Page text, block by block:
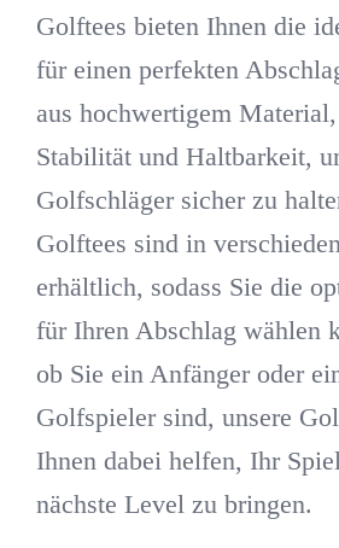
Golftees bieten Ihnen die
für einen perfekten
aus hochwertigem
Stabilität und Haltbarkeit,
Golfschläger sicher zu
Golftees sind in
erhältlich, sodass Sie die
für Ihren Abschlag wählen
ob Sie ein Anfänger oder
Golfspieler sind, unsere
Ihnen dabei helfen, Ihr
nächste Level zu bringen.